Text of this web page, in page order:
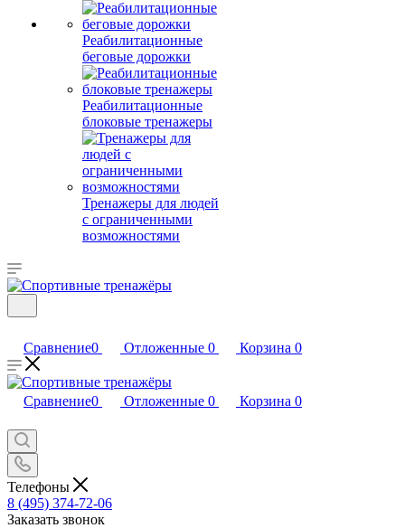
Реабилитационные
беговые дорожки
Реабилитационные
блоковые тренажеры
Тренажеры для людей
с ограниченными
возможностями
Сравнение0 Отложенные 0 Корзина 0
Сравнение0 Отложенные 0 Корзина 0
Телефоны
8 (495) 374-72-06
Заказать звонок